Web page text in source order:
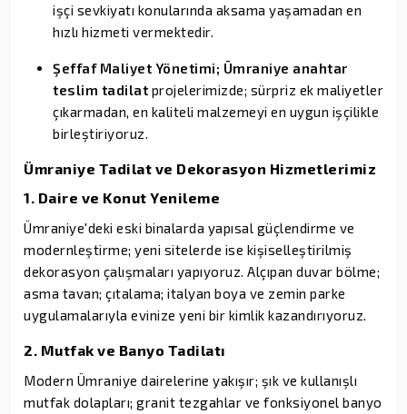
işçi sevkiyatı konularında aksama yaşamadan en
hızlı hizmeti vermektedir.
Şeffaf Maliyet Yönetimi; Ümraniye anahtar
teslim tadilat projelerimizde; sürpriz ek maliyetler
çıkarmadan, en kaliteli malzemeyi en uygun işçilikle
birleştiriyoruz.
Ümraniye Tadilat ve Dekorasyon Hizmetlerimiz
1. Daire ve Konut Yenileme
Ümraniye'deki eski binalarda yapısal güçlendirme ve
modernleştirme; yeni sitelerde ise kişiselleştirilmiş
dekorasyon çalışmaları yapıyoruz. Alçıpan duvar bölme;
asma tavan; çıtalama; italyan boya ve zemin parke
uygulamalarıyla evinize yeni bir kimlik kazandırıyoruz.
2. Mutfak ve Banyo Tadilatı
Modern Ümraniye dairelerine yakışır; şık ve kullanışlı
mutfak dolapları; granit tezgahlar ve fonksiyonel banyo